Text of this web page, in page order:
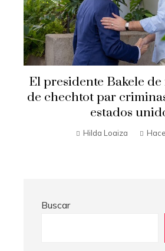
el ttot
en
Secretario
Hilda
Buscar